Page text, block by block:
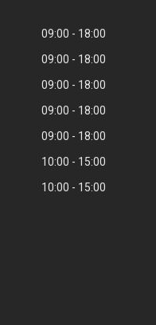
09:00
18:00
09:00
18:00
09:00
18:00
09:00
18:00
09:00
18:00
10:00
15:00
10:00 15:00